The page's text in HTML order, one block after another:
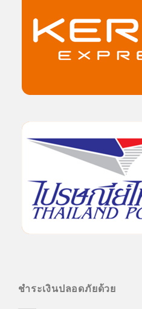
ชำระเงินปลอดภัยด้วย